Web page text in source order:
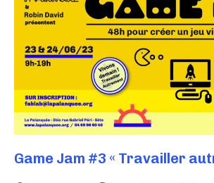
Game Jam #3 « Travailler